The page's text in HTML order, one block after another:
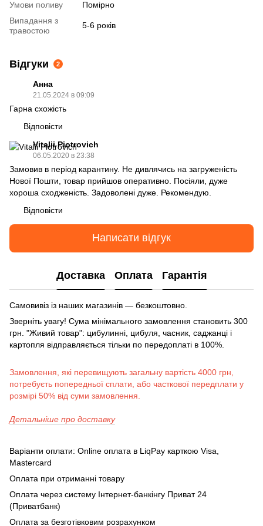
Умови поливу
Помірно
Випадання з
травостою
5-6 років
Відгуки 2
Анна
21.05.2024 в 09:09
Гарна схожість
Відповісти
Vitalii Piotrovich
06.05.2020 в 23:38
Замовив в період карантину. Не дивлячись на загруженість
Нової Пошти, товар прийшов оперативно. Посіяли, дуже
хороша сходженість. Задоволені дуже. Рекомендую.
Відповісти
Написати відгук
Доставка Оплата Гарантія
Самовивіз із наших магазинів — безкоштовно.
Зверніть увагу! Сума мінімального замовлення становить 300
грн. "Живий товар": цибулинні, цибуля, часник, саджанці і
картопля відправляється тільки по передоплаті в 100%.
Замовлення, які перевищують загальну вартість 4000 грн,
потребуєть попередньої сплати, або часткової передплати у
розмірі 50% від суми замовлення.
Детальніше про доставку
Варіанти оплати: Online оплата в LiqPay карткою Visa,
Mastercard
Оплата при отриманні товару
Оплата через систему Інтернет-банкінгу Приват 24
(Приватбанк)
Оплата за безготівковим розрахунком